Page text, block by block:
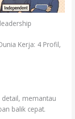
Kerja: 4 Profil,
memantau
balik cepat.